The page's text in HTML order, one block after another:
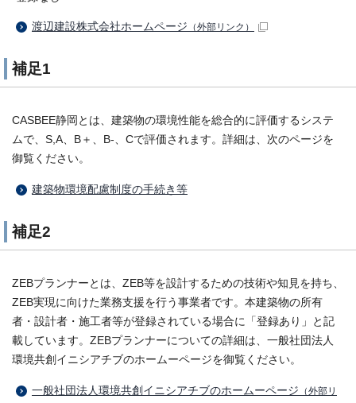
渡辺建設株式会社ホームページ （外部リンク）
補足1
CASBEE静岡とは、建築物の環境性能を総合的に評価するシステ
ムで、S,A、B＋、B-、Cで評価されます。詳細は、次のページを
御覧ください。
建築物環境配慮制度の手続き等
補足2
ZEBプランナーとは、ZEB等を設計するための技術や知見を持ち、
ZEB実現に向けた業務支援を行う事業者です。本建築物の所有
者・設計者・施工者等が登録されている場合に「登録あり」と記
載しています。ZEBプランナーについての詳細は、一般社団法人
環境共創イニシアチブのホームーページを御覧ください。
一般社団法人環境共創イニシアチブのホームーページ （外部リ